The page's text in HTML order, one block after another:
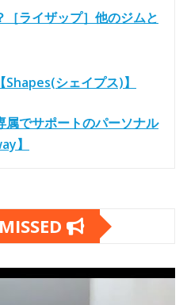
ライザップ］他のジムと
シェイプス)】
でサポートのパーソナル
】